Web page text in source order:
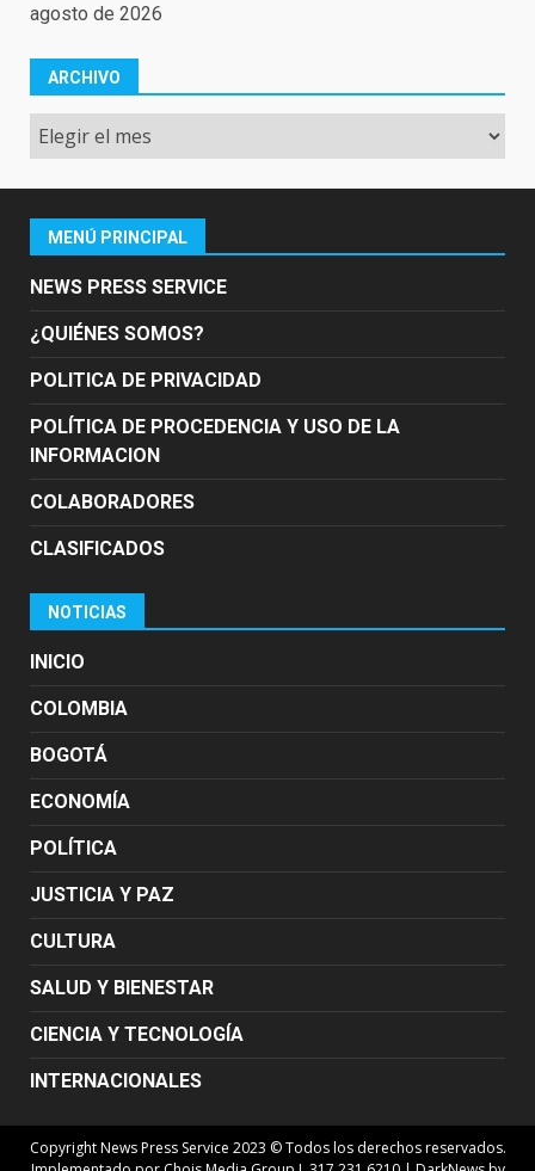
agosto de 2026
ARCHIVO
Archivo
MENÚ PRINCIPAL
NEWS PRESS SERVICE
¿QUIÉNES SOMOS?
POLITICA DE PRIVACIDAD
POLÍTICA DE PROCEDENCIA Y USO DE LA
INFORMACION
COLABORADORES
CLASIFICADOS
NOTICIAS
INICIO
COLOMBIA
BOGOTÁ
ECONOMÍA
POLÍTICA
JUSTICIA Y PAZ
CULTURA
SALUD Y BIENESTAR
CIENCIA Y TECNOLOGÍA
INTERNACIONALES
Copyright News Press Service 2023 © Todos los derechos reservados.